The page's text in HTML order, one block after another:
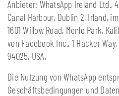
Anbieter: WhatsApp Ireland Ltd.,
Canal Harbour, Dublin 2, Irland,
1601 Willow Road, Menlo Park,
von Facebook Inc., 1 Hacker
94025, USA,
Die Nutzung von WhatsApp
Geschäftsbedingungen und